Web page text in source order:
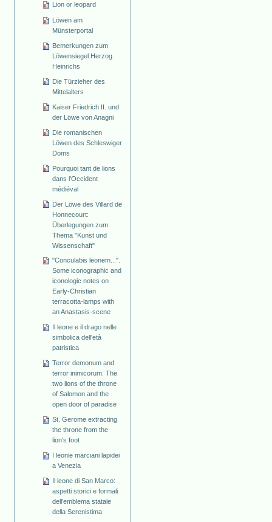
Lion or leopard
Löwen am
Münsterportal
Bemerkungen zum
Löwensiegel Herzog
Heinrichs
Die Türzieher des
Mittelalters
Kaiser Friedrich II. und
der Löwe von Anagni
Die romanischen
Löwen des Schleswiger
Doms
Pourquoi tant de lions
dans l'Occident
médiéval
Der Löwe des Villard de
Honnecourt:
Überlegungen zum
Thema "Kunst und
Wissenschaft"
"Conculabis leonem...".
Some iconographic and
iconologic notes on
Early-Christian
terracotta-lamps with
an Anastasis-scene
Il leone e il drago nelle
simbolica dell'età
patristica
Terror demonum and
terror inimicorum: The
two lions of the throne
of Salomon and the
open door of paradise
St. Gerome extracting
the throne from the
lion's foot
I leonie marciani lapidei
a Venezia
Il leone di San Marco:
aspetti storici e formali
dell'emblema statale
della Serenistima